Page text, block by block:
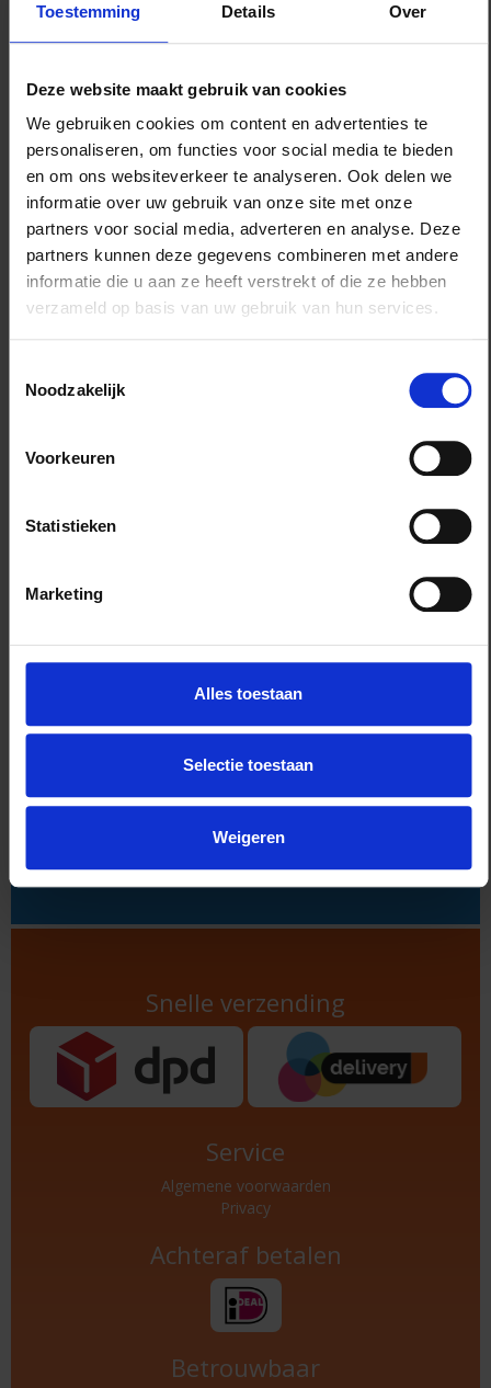
Toestemming Details Over
Deze website maakt gebruik van cookies
We gebruiken cookies om content en advertenties te
personaliseren, om functies voor social media te bieden
en om ons websiteverkeer te analyseren. Ook delen we
informatie over uw gebruik van onze site met onze
partners voor social media, adverteren en analyse. Deze
partners kunnen deze gegevens combineren met andere
informatie die u aan ze heeft verstrekt of die ze hebben
verzameld op basis van uw gebruik van hun services.
Noodzakelijk
Voorkeuren
Statistieken
Marketing
Alles toestaan
Selectie toestaan
Weigeren
Brochure & Hechten
goedkope internet
printshop?
betrouwbaar en verrassend voordelig.
Snelle verzending
Service
Algemene voorwaarden
Privacy
Achteraf betalen
Betrouwbaar